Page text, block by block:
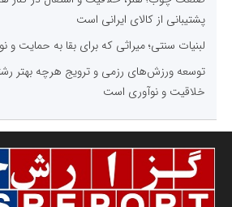
پشتیبانی از کالای ایرانی است
لبنیات سنتی؛ میراثی که برای بقا به حمایت و
توسعه ورزش‌های رزمی و ترویج هرچه بهتر
خلاقیت و نوآوری است